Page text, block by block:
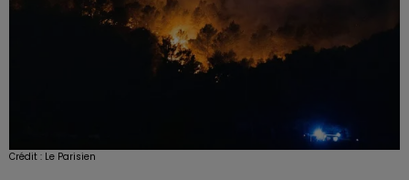
Crédit : Le Parisien